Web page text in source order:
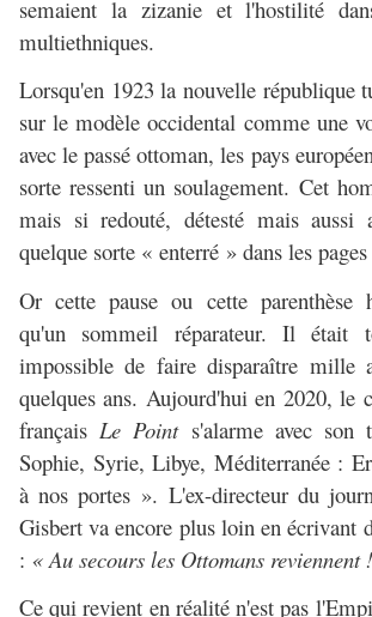
semaient la zizanie et l'hostilité
multiethniques.
Lorsqu'en 1923 la nouvelle république
sur le modèle occidental comme une
avec le passé ottoman, les pays
sorte ressenti un soulagement. Cet
mais si redouté, détesté mais aussi
quelque sorte « enterré » dans les
Or cette pause ou cette parenthèse
qu'un sommeil réparateur. Il était
impossible de faire disparaître mille
quelques ans. Aujourd'hui en 2020, le
français Le Point s'alarme avec
Sophie, Syrie, Libye, Méditerranée :
à nos portes ». L'ex-directeur du
Gisbert va encore plus loin en écrivant
: « Au secours les Ottomans reviennent
Ce qui revient en réalité n'est pas